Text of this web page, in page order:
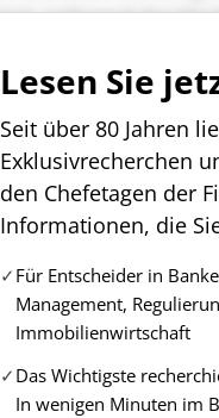
Lesen Sie
Seit über 80 Jahren
Exklusivrecherchen
den Chefetagen der
Informationen, die
Für Entscheider in
Management,
Immobilienwirtschaft
Das Wichtigste
In wenigen Minuten im